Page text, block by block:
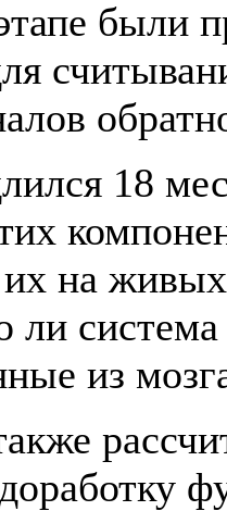
были
18
их на
ли
из